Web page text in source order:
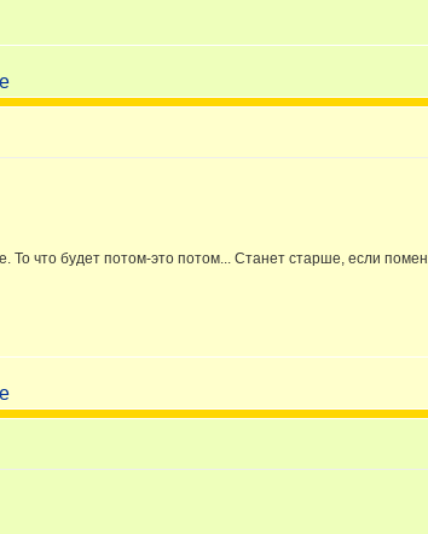
То что будет потом-это потом... Станет старше, если